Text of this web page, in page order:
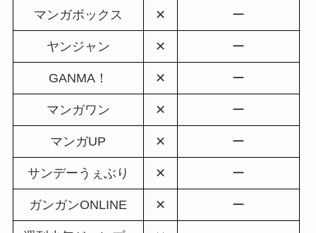
マンガボックス ✕ ー
ヤンジャン ✕ ー
GANMA！ ✕ ー
マンガワン ✕ ー
マンガUP ✕ ー
サンデーうぇぶり ✕ ー
ガンガンONLINE ✕ ー